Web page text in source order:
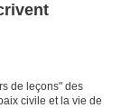
de leçons" des
civile et la vie de